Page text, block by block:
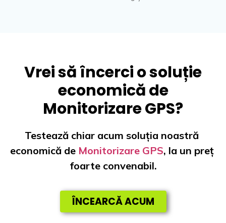
Vrei să încerci o soluție
economică de
Monitorizare GPS?
Testează chiar acum soluția noastră
economică de Monitorizare GPS, la un preț
foarte convenabil.
ÎNCEARCĂ ACUM